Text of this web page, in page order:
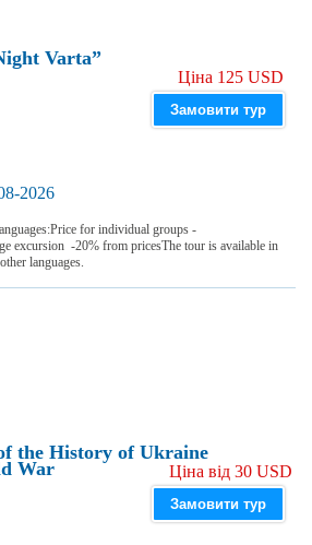
Varta”
Ціна 125 USD
Замовити тур
2026
for individual groups -
excursion -20% from pricesThe tour is available in
languages.
the History of Ukraine
War Ціна від 30 USD
Замовити тур